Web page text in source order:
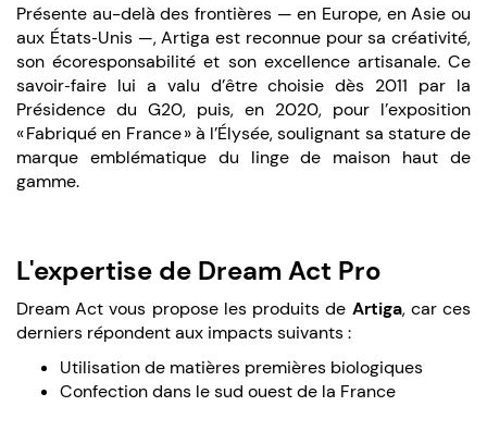
Présente au-delà des frontières — en Europe, en Asie ou
aux États‑Unis —, Artiga est reconnue pour sa créativité,
son écoresponsabilité et son excellence artisanale. Ce
savoir‑faire lui a valu d’être choisie dès 2011 par la
Présidence du G20, puis, en 2020, pour l’exposition
« Fabriqué en France » à l’Élysée, soulignant sa stature de
marque emblématique du linge de maison haut de
gamme.
L'expertise de Dream Act Pro
Dream Act vous propose les produits de Artiga, car ces
derniers répondent aux impacts suivants :
Utilisation de matières premières biologiques
Confection dans le sud ouest de la France